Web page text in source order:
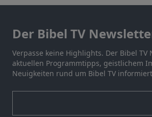
Der Bibel TV
Verpasse keine Highlights. Der Bibel TV
aktuellen Programmtipps, geistlichem
Neuigkeiten rund um Bibel TV